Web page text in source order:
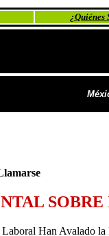
¿Quiénes
Han Avalado